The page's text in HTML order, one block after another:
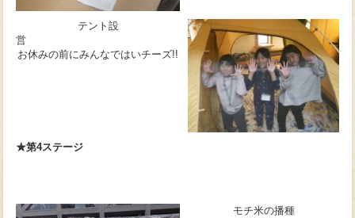
テント設
営
お休みの前にみんなではいチーズ!!
★第4ステージ
モチ米の播種